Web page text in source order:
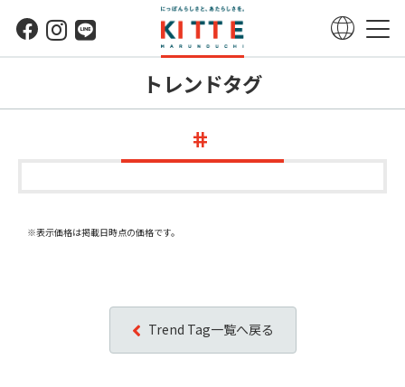
トレンドタグ
※表示価格は掲載日時点の価格です。
Trend Tag一覧へ戻る